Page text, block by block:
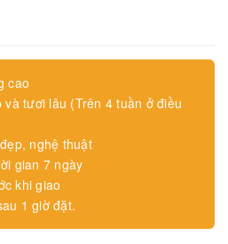
cao
tươi lâu (Trên 4 tuần ở điều
nghệ thuật
gian 7 ngày
khi giao
1 giờ đặt.